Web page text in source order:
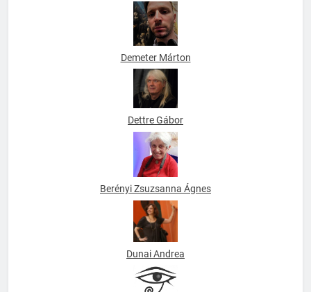
Demeter Márton
Dettre Gábor
Berényi Zsuzsanna Ágnes
Dunai Andrea